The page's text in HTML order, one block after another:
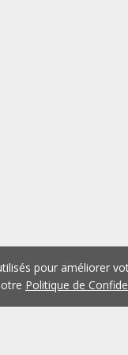
pour améliorer
Politique de